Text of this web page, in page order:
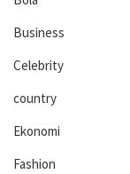
Business
Celebrity
country
Ekonomi
Fashion